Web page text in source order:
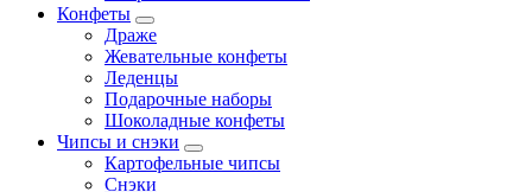
Конфеты
Драже
Жевательные конфеты
Леденцы
Подарочные наборы
Шоколадные конфеты
Чипсы и снэки
Картофельные чипсы
Снэки